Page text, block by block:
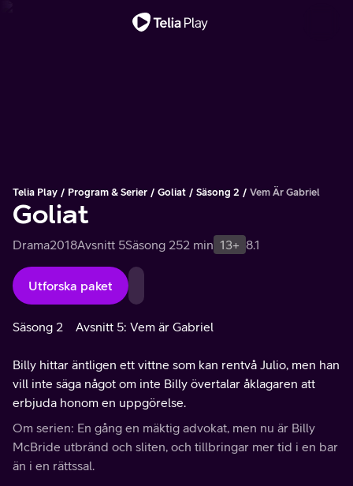
Telia Play Program & Serier Goliat Säsong 2 Vem Är Gabriel
Goliat
Drama2018Avsnitt 5Säsong 252 min 13+ 8.1
Utforska paket
Säsong 2 Avsnitt 5: Vem är Gabriel
Billy hittar äntligen ett vittne som kan rentvå Julio, men han
vill inte säga något om inte Billy övertalar åklagaren att
erbjuda honom en uppgörelse.
Om serien: En gång en mäktig advokat, men nu är Billy
McBride utbränd och sliten, och tillbringar mer tid i en bar
än i en rättssal.